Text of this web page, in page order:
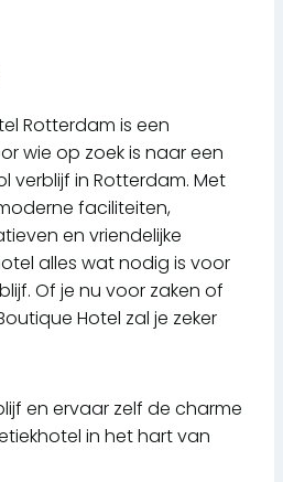
Rotterdam is een
wie op zoek is naar een
verblijf in Rotterdam. Met
faciliteiten,
en vriendelijke
alles wat nodig is voor
Of je nu voor zaken of
Hotel zal je zeker
en ervaar zelf de charme
in het hart van